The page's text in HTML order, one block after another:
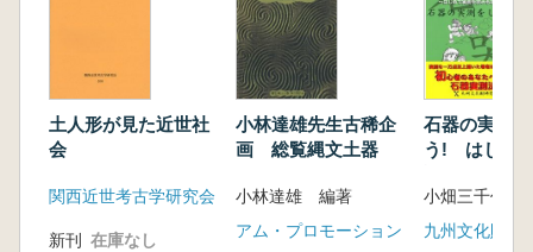
土人形が見た近世社
会
関西近世考古学研究会
新刊 在庫なし
小林達雄先生古稀企
画 総覧縄文土器
小林達雄 編著
アム・プロモーション
石器の実測
う! はじめ
小畑三千代